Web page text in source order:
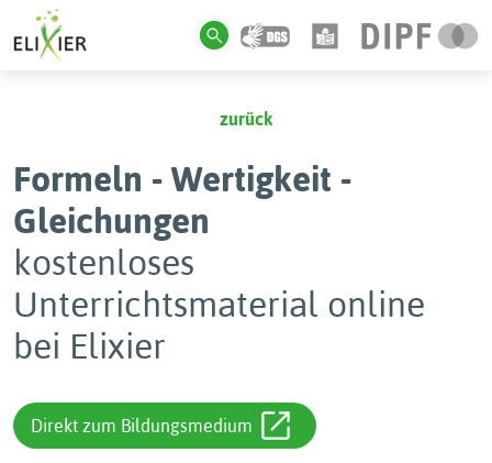
zurück
Formeln - Wertigkeit -
Gleichungen
kostenloses
Unterrichtsmaterial online
bei Elixier
Direkt zum Bildungsmedium